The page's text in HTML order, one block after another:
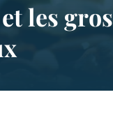
les gros